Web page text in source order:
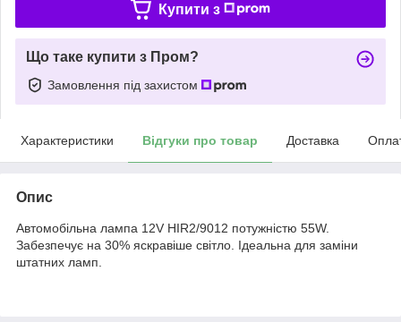
Купити з
Що таке купити з Пром?
Замовлення під захистом
Характеристики Відгуки про товар Доставка
Опис
Автомобільна лампа 12V HIR2/9012 потужністю 55W.
Забезпечує на 30% яскравіше світло. Ідеальна для заміни
штатних ламп.